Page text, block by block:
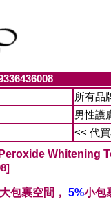
所有品
男性護
<< 代
Whitening
大包裹空間， 5%小包